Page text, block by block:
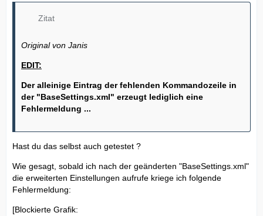
Zitat
Original von Janis
EDIT:
Der alleinige Eintrag der fehlenden Kommandozeile in
der "BaseSettings.xml" erzeugt lediglich eine
Fehlermeldung ...
Hast du das selbst auch getestet ?
Wie gesagt, sobald ich nach der geänderten "BaseSettings.xml"
die erweiterten Einstellungen aufrufe kriege ich folgende
Fehlermeldung:
[Blockierte Grafik: